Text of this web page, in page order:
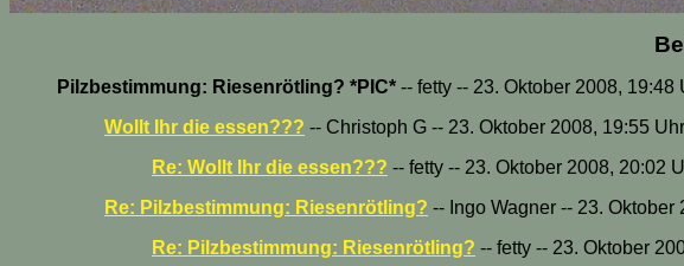
Pilzbestimmung: Riesenrötling? *PIC* -- fetty -- 23. Oktober 2008, 19:48
Wollt Ihr die essen??? -- Christoph G -- 23. Oktober 2008, 19:55 Uhr
Re: Wollt Ihr die essen??? -- fetty -- 23. Oktober 2008, 20:02
Re: Pilzbestimmung: Riesenrötling? -- Ingo Wagner -- 23. Oktober
Re: Pilzbestimmung: Riesenrötling? -- fetty -- 23. Oktober